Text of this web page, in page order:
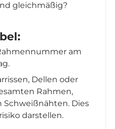
gleichmäßig?
am
Dellen oder
Rahmen,
Schweißnähten. Dies
darstellen.